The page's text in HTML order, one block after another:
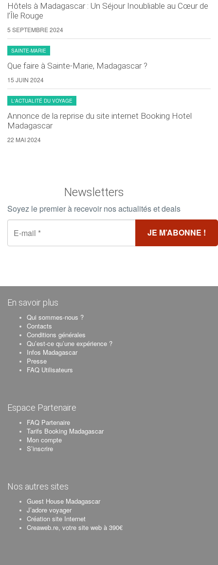
Hôtels à Madagascar : Un Séjour Inoubliable au Cœur de
l’Île Rouge
5 SEPTEMBRE 2024
SAINTE-MARIE
Que faire à Sainte-Marie, Madagascar ?
15 JUIN 2024
L'ACTUALITÉ DU VOYAGE
Annonce de la reprise du site internet Booking Hotel
Madagascar
22 MAI 2024
Newsletters
Soyez le premier à recevoir nos actualités et deals
En savoir plus
Qui sommes-nous ?
Contacts
Conditions générales
Qu’est-ce qu’une expérience ?
Infos Madagascar
Presse
FAQ Utilisateurs
Espace Partenaire
FAQ Partenaire
Tarifs Booking Madagascar
Mon compte
S’inscrire
Nos autres sites
Guest House Madagascar
J’adore voyager
Création site Internet
Creaweb.re, votre site web à 390€